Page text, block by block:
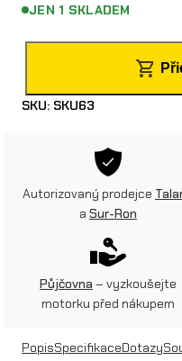
JEN 1 SKLADEM
SKU: SKU63
Autorizovaný prodejce
a Sur-Ron
Půjčovna – vyzkoušejte
motorku před nákupem
PopisSpecifikaceDotazy